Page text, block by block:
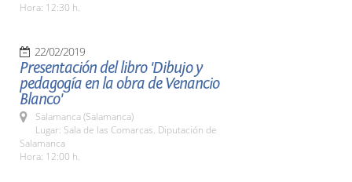
Hora: 12:30 h.
22/02/2019
Presentación del libro 'Dibujo y
pedagogía en la obra de Venancio
Blanco'
Salamanca (Salamanca)
Lugar: Sala de las Comarcas. Diputación de
Salamanca
Hora: 12:00 h.